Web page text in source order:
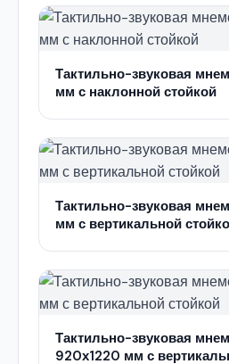
Тактильно-звуковая
мм с наклонной стойкой
Тактильно-звуковая
мм с вертикальной
Тактильно-звуковая
920х1220 мм с